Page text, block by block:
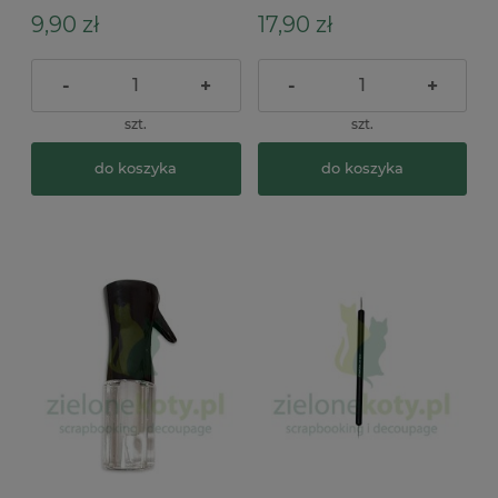
9,90 zł
- +
szt.
do koszyka
17,90 zł
- +
szt.
do koszyka